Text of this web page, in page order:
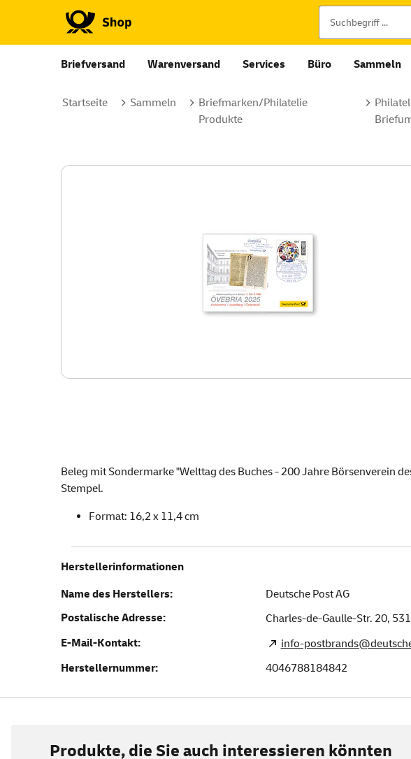
Briefversand Warenversand Services Büro Sammeln
Startseite Sammeln
Briefmarken/Philatelie
Produkte
Beleg mit Sondermarke "Welttag des Buches - 200 Jahre Börsenverein
Stempel.
Format: 16,2 x 11,4 cm
Herstellerinformationen
Name des Herstellers:
Deutsche Post AG
Postalische Adresse:
Charles-de-Gaulle-Str. 20,
E-Mail-Kontakt:
info-
Herstellernummer:
4046788184842
Produkte, die Sie auch interessieren könnten